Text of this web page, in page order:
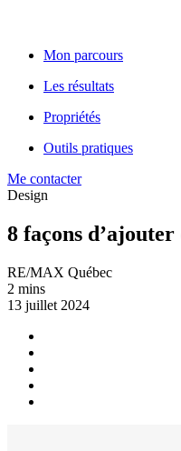
Mon parcours
Les résultats
Propriétés
Outils pratiques
Me contacter
Design
8 façons
RE/MAX Québec
2 mins
13 juillet 2024